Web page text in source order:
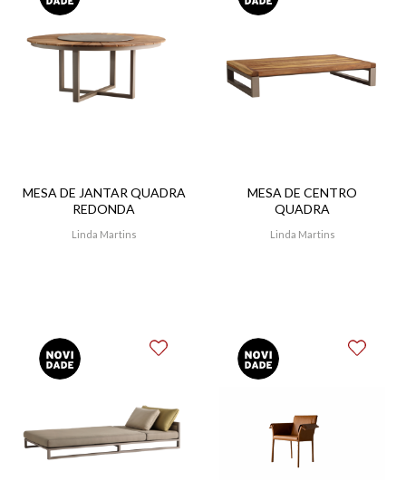
MESA DE JANTAR QUADRA
REDONDA
Linda Martins
MESA DE CENTRO
QUADRA
Linda Martins